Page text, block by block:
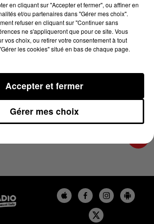
- 4 min 15 sec
HAUTES-PYRÉNÉES DU
08H31
Hautes-Pyrénées
en cliquant sur "Accepter et fermer", ou affiner en
et/ou partenaires dans "Gérer mes choix".
refuser en cliquant sur "Continuer sans
ne s'appliqueront que pour ce site. Vous
vos choix, ou retirer votre consentement à tout
les cookies" situé en bas de chaque page.
Gérer mes choix
Accepter et fermer